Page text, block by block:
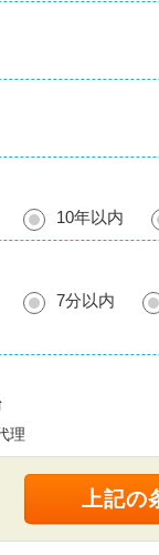
10年以内
7分以内
理